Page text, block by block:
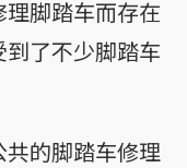
脚踏车而存在
了不少脚踏车
的脚踏车修理